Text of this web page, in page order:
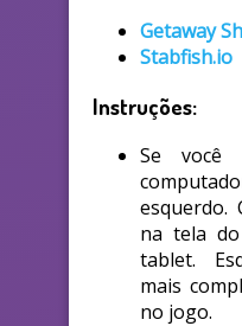
Getaway
Stabfish.io
Instruções:
Se você
esquerdo.
na tela
tablet.
mais
no jogo.